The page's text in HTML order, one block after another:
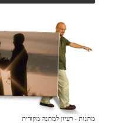
מתנות - רעיון למתנה מקורית